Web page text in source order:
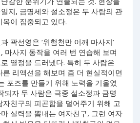
지, 금명세와 설소정은 두 사람의 관
이 집중되고 있다.
곽선영은 ‘위험천만 어깨 마사지’
마사지 동작을 여러 번 연습해 보며
열정을 드러냈다. 특히 두 사람은
리액션을 해보며 좀 더 현실적이면
포즈를 만들기 위해 노력을 기울였
되자 두 사람은 극중 설소정과 금명
친구의 피곤함을 덜어주기 위해 고
실력을 뽐내는 여자친구, 그런 여자